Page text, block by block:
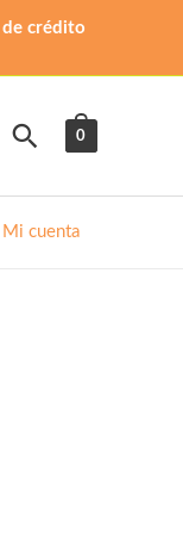
crédito
Buscar
0
Mi cuenta